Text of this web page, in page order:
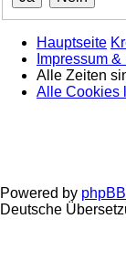
Hauptseite
Impressum
Alle Zeiten
Alle Cookies
Powered by phpBB
Deutsche